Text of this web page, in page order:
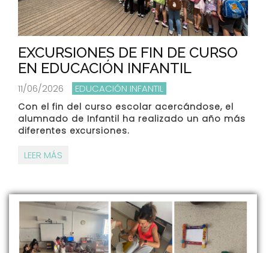
EXCURSIONES DE FIN DE CURSO
EN EDUCACIÓN INFANTIL
11/06/2026 EDUCACIÓN INFANTIL
Con el fin del curso escolar acercándose, el
alumnado de Infantil ha realizado un año más
diferentes excursiones.
LEER MÁS